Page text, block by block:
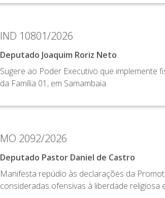
IND 10801/2026
Deputado Joaquim Roriz Neto
Sugere ao Poder Executivo que implemente
da Família 01, em Samambaia.
MO 2092/2026
Deputado Pastor Daniel de Castro
Manifesta repúdio às declarações da
consideradas ofensivas à liberdade religiosa